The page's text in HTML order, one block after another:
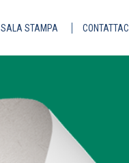
SALA STAMPA CONTATTACI